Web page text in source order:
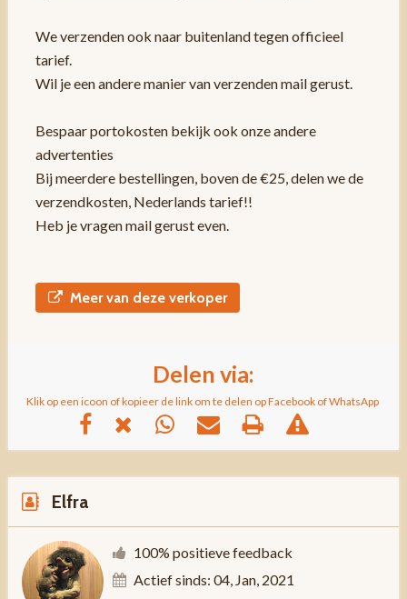
We verzenden ook naar buitenland tegen officieel
tarief.
Wil je een andere manier van verzenden mail gerust.
Bespaar portokosten bekijk ook onze andere
advertenties
Bij meerdere bestellingen, boven de €25, delen we de
verzendkosten, Nederlands tarief!!
Heb je vragen mail gerust even.
Meer van deze verkoper
Delen via:
Klik op een icoon of kopieer de link om te delen op Facebook of WhatsApp
Elfra
100% positieve feedback
Actief sinds: 04, Jan, 2021